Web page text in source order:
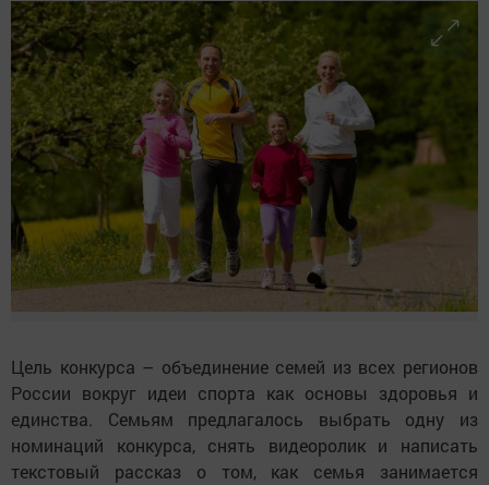
Цель конкурса – объединение семей из всех регионов
России вокруг идеи спорта как основы здоровья и
единства. Семьям предлагалось выбрать одну из
номинаций конкурса, снять видеоролик и написать
текстовый рассказ о том, как семья занимается